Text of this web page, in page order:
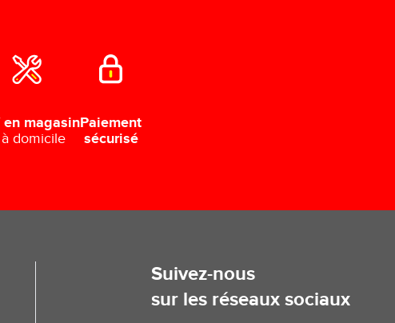
en magasin
domicile
Paiement
sécurisé
Suivez-nous
sur les réseaux sociaux